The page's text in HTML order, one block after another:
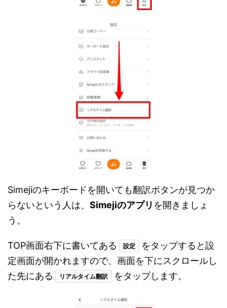
Simejiのキーボードを開いても翻訳ボタンが見つか
らないという人は、 Simejiのアプリ を開きましょ
う。
TOP画面右下に書いてある 設定
をタップすると設
定画面が開かれますので、画面を下にスクロールし
た先にある
リアルタイム翻訳 をタップします。